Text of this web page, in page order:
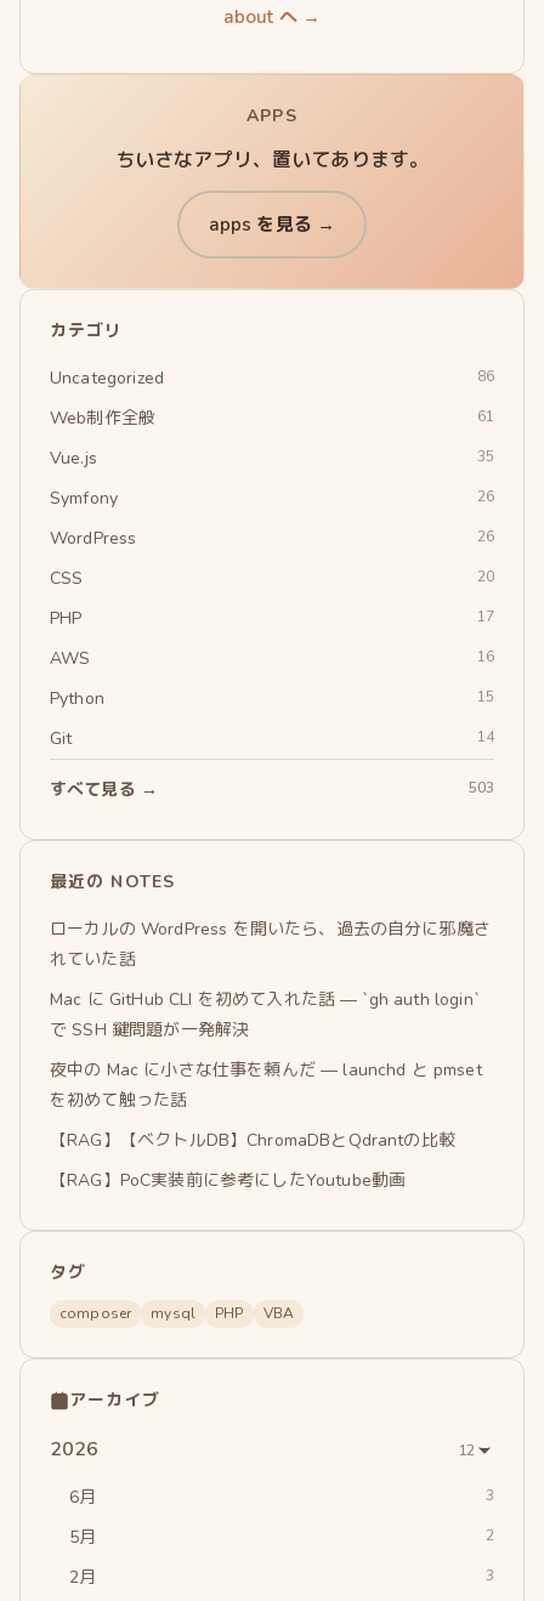
about へ →
APPS
ちいさなアプリ、置いてあります。
apps を見る →
カテゴリ
Uncategorized 86
Web制作全般 61
Vue.js 35
Symfony 26
WordPress 26
CSS 20
PHP 17
AWS 16
Python 15
Git 14
すべて見る → 503
最近の NOTES
ローカルの WordPress を開いたら、過去の自分に邪魔さ
れていた話
Mac に GitHub CLI を初めて入れた話 — `gh auth login`
で SSH 鍵問題が一発解決
夜中の Mac に小さな仕事を頼んだ — launchd と pmset
を初めて触った話
【RAG】【ベクトルDB】ChromaDBとQdrantの比較
【RAG】PoC実装前に参考にしたYoutube動画
タグ
composer mysql PHP VBA
アーカイブ
2026 12
6月 3
5月 2
2月 3